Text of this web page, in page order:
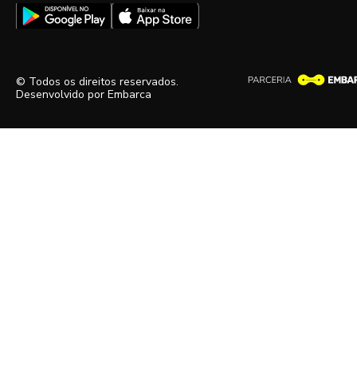
© Todos os direitos reservados.
Desenvolvido por Embarca